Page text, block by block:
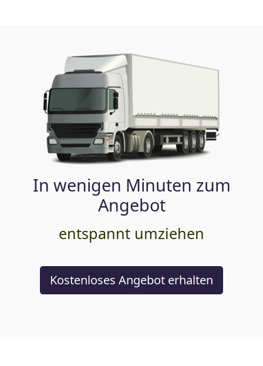
In wenigen Minuten zum
Angebot
entspannt umziehen
Kostenloses Angebot erhalten